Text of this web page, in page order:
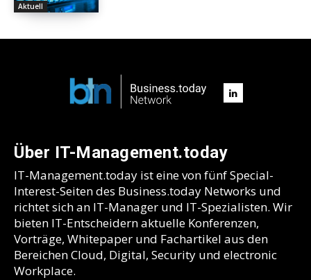
Aktuell
Über IT-Management.today
IT-Management.today ist eine von fünf Special-
Interest-Seiten des Business.today Networks und
richtet sich an IT-Manager und IT-Spezialisten. Wir
bieten IT-Entscheidern aktuelle Konferenzen,
Vorträge, Whitepaper und Fachartikel aus den
Bereichen Cloud, Digital, Security und electronic
Workplace.